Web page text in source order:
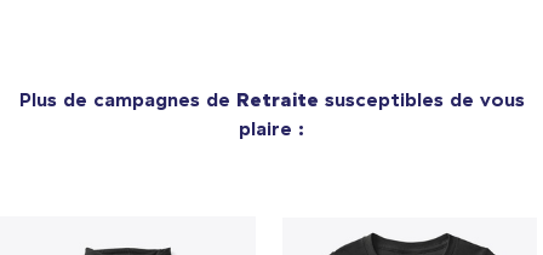
Plus de campagnes de Retraite susceptibles de vous
plaire :